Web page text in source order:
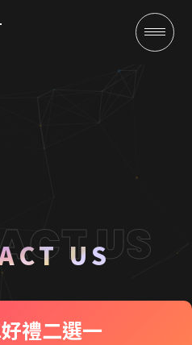
US
行銷專欄
US
好禮二選一